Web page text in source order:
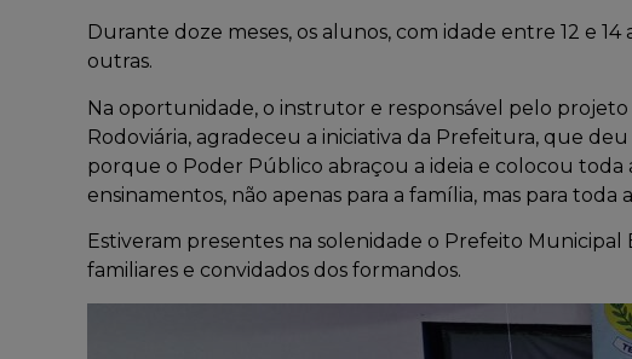
Durante doze meses, os alunos, com idade entre 12 e
outras.
Na oportunidade, o instrutor e responsável pelo projeto
Rodoviária, agradeceu a iniciativa da Prefeitura, que
porque o Poder Público abraçou a ideia e colocou toda
ensinamentos, não apenas para a família, mas para toda
Estiveram presentes na solenidade o Prefeito Municipal
familiares e convidados dos formandos.